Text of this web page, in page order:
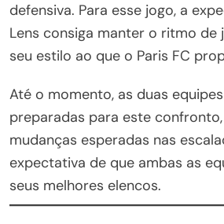
defensiva. Para esse jogo, a
Lens consiga manter o ritmo de
seu estilo ao que o Paris FC
Até o momento, as duas
preparadas para este
mudanças esperadas nas
expectativa de que ambas as
seus melhores elencos.